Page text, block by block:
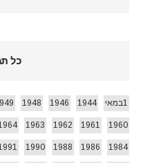
כל
1במאי 1944
1946
1948
1960
1961
1962
1963
1984
1986
1988
1990